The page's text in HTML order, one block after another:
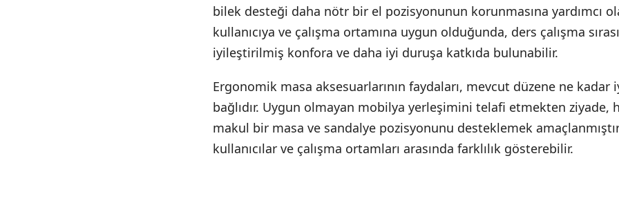
bilek desteği daha nötr bir el pozisyonunun korunmasına yardımcı
kullanıcıya ve çalışma ortamına uygun olduğunda, ders çalışma
iyileştirilmiş konfora ve daha iyi duruşa katkıda bulunabilir.
Ergonomik masa aksesuarlarının faydaları, mevcut düzene ne kadar
bağlıdır. Uygun olmayan mobilya yerleşimini telafi etmekten ziyade,
makul bir masa ve sandalye pozisyonunu desteklemek
kullanıcılar ve çalışma ortamları arasında farklılık gösterebilir.